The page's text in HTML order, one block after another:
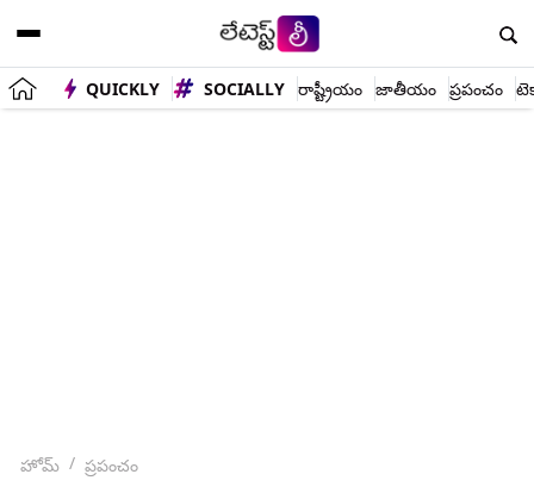
QUICKLY SOCIALLY రాష్ట్రీయం జాతీయం ప్రపంచం
హోమ్ ప్రపంచం